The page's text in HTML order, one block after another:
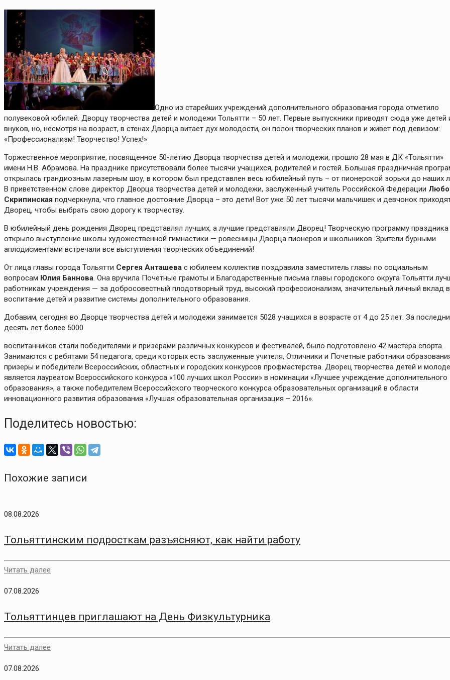
Одно из старейших учреждений дополнительного образования города отметило
полувековой юбилей. Дворцу творчества детей и молодежи Тольятти – 50 лет. Первые выпускники приводят сюда уже детей
внуков, но, несмотря на возраст, в стенах Дворца витает дух молодости, он полон творческих планов и живет под девизом:
«Профессионализм! Творчество! Успех!»
Торжественное мероприятие, посвященное 50-летию Дворца творчества детей и молодежи, прошло 28 мая в ДК «Тольятти»
имени Н.В. Абрамова. На празднике присутствовали более тысячи учащихся, родителей и гостей. Большая праздничная
открылась грандиозным лазерным шоу, в котором был представлен весь юбилейный путь – от пионерской зорьки до наших
В приветственном слове директор Дворца творчества детей и молодежи, заслуженный учитель Российской Федерации
Скрипинская подчеркнула, что главное достояние Дворца – это дети! Вот уже 50 лет тысячи мальчишек и девчонок
Дворец, чтобы выбрать свою дорогу к творчеству.
В юбилейный день рождения Дворец представлял лучших, а лучшие представляли Дворец! Творческую программу праздника
открыло выступление школы художественной гимнастики — ровесницы Дворца пионеров и школьников. Зрители бурными
аплодисментами встречали все выступления творческих объединений!
От лица главы города Тольятти Сергея Анташева с юбилеем коллектив поздравила заместитель главы по социальным
вопросам Юлия Баннова. Она вручила Почетные грамоты и Благодарственные письма главы городского округа Тольятти
работникам учреждения — за добросовестный плодотворный труд, высокий профессионализм, значительный личный вклад в
воспитание детей и развитие системы дополнительного образования.
Добавим, сегодня во Дворце творчества детей и молодежи занимается 5028 учащихся в возрасте от 4 до 25 лет. За
десять лет более 5000
воспитанников стали победителями и призерами различных конкурсов и фестивалей, было подготовлено 42 мастера спорта.
Занимаются с ребятами 54 педагога, среди которых есть заслуженные учителя, Отличники и Почетные работники
призеры и победители Всероссийских, областных и городских конкурсов профмастерства. Дворец творчества детей и
является лауреатом Всероссийского конкурса «100 лучших школ России» в номинации «Лучшее учреждение дополнительного
образования», а также победителем Всероссийского творческого конкурса образовательных организаций в области
инновационного развития образования «Лучшая образовательная организация – 2016».
Поделитесь новостью:
Похожие записи
08.08.2026
Тольяттинским подросткам разъясняют, как найти работу
Читать далее
07.08.2026
Тольяттинцев приглашают на День Физкультурника
Читать далее
07.08.2026